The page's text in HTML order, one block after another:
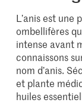
L’anis est une
ombellifères
intense avant
connaissons
nom d’anis.
et plante
huiles